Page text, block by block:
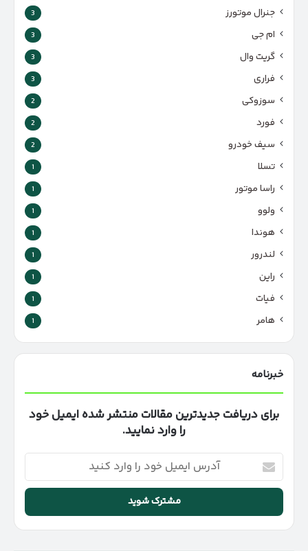
جنرال موتورز 3
ام جی 3
گریت وال 3
فراری 3
سوزوکی 2
فورد 2
سیف خودرو 2
تسلا 1
راسا موتور 1
ولوو 1
هوندا 1
لندرور 1
راین 1
فیات 1
هامر 1
خبرنامه
برای دریافت جدیدترین مقالات منتشر شده ایمیل خود
را وارد نمایید.
آدرس
ایمیل
خود
وارد
کنید